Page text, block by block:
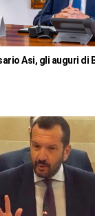
Asi, gli auguri di